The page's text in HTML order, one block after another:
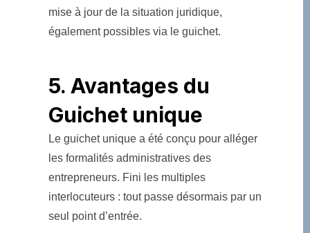
mise à jour de la situation juridique,
également possibles via le guichet.
5. Avantages du
Guichet unique
Le guichet unique a été conçu pour alléger
les formalités administratives des
entrepreneurs. Fini les multiples
interlocuteurs : tout passe désormais par un
seul point d’entrée.